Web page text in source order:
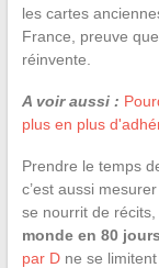
les cartes
France, preuve
réinvente.
A voir aussi :
plus en plus
Prendre le temps
c’est aussi
se nourrit de
monde en 80
par Dne se limitent